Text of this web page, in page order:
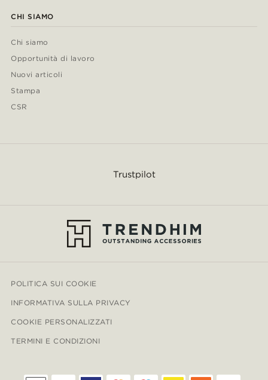
CHI SIAMO
Chi siamo
Opportunità di lavoro
Nuovi articoli
Stampa
CSR
Trustpilot
POLITICA SUI COOKIE
INFORMATIVA SULLA PRIVACY
COOKIE PERSONALIZZATI
TERMINI E CONDIZIONI